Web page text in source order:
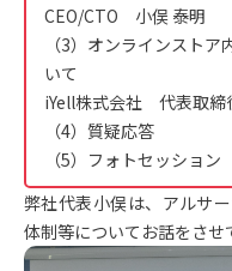
CEO/CTO 小俣 泰明
（3）オンラインスト
いて
iYell株式会社 代表取締
（4）質疑応答
（5）フォトセッション
弊社代表小俣は、アルサ
体制等についてお話をさせ